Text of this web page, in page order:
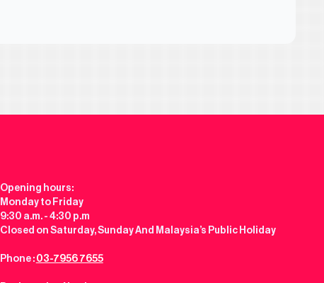
Opening hours:
Monday to Friday
9:30 a.m. - 4:30 p.m
Closed on Saturday, Sunday And Malaysia’s Public Holiday
Phone : 03-7956 7655